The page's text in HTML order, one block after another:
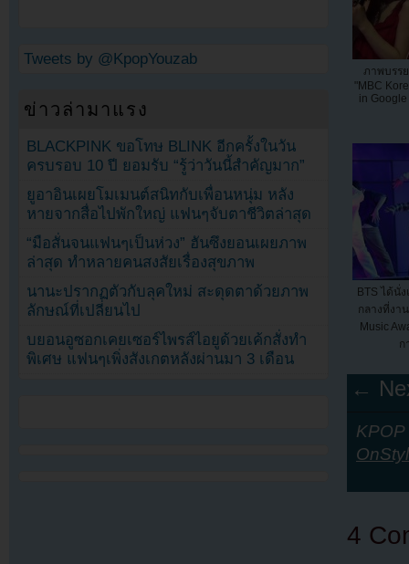
ภาพบรร
"MBC
in
BTS ได้นั่
กลางที่งา
Music
ก
←
4
Tweets by @KpopYouzab
ข่าวล่ามาแรง
BLACKPINK ขอโทษ BLINK อีกครั้งในวัน
ครบรอบ 10 ปี ยอมรับ “รู้ว่าวันนี้สำคัญมาก”
ยูอาอินเผยโมเมนต์สนิทกับเพื่อนหนุ่ม หลัง
หายจากสื่อไปพักใหญ่ แฟนๆจับตาชีวิตล่าสุด
“มือสั่นจนแฟนๆเป็นห่วง” ฮันซึงยอนเผยภาพ
ล่าสุด ทำหลายคนสงสัยเรื่องสุขภาพ
นานะปรากฏตัวกับลุคใหม่ สะดุดตาด้วยภาพ
ลักษณ์ที่เปลี่ยนไป
บยอนอูซอกเคยเซอร์ไพรส์ไอยูด้วยเค้กสั่งทำ
พิเศษ แฟนๆเพิ่งสังเกตหลังผ่านมา 3 เดือน